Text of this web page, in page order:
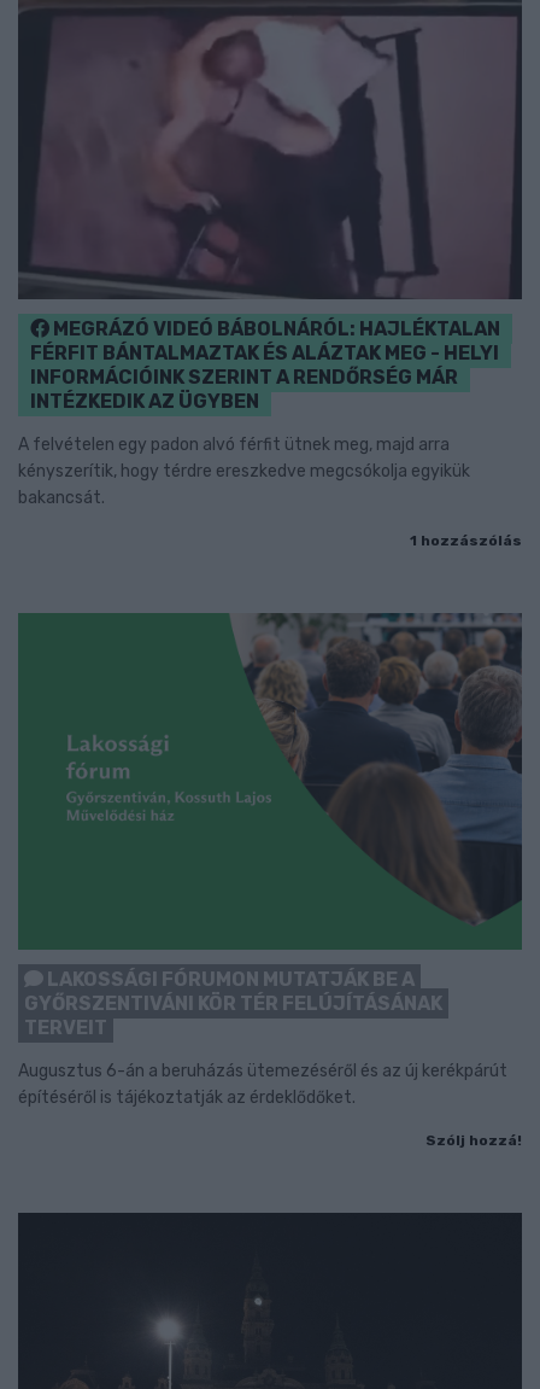
MEGRÁZÓ VIDEÓ BÁBOLNÁRÓL: HAJLÉKTALAN
FÉRFIT BÁNTALMAZTAK ÉS ALÁZTAK MEG - HELYI
INFORMÁCIÓINK SZERINT A RENDŐRSÉG MÁR
INTÉZKEDIK AZ ÜGYBEN
A felvételen egy padon alvó férfit ütnek meg, majd arra
kényszerítik, hogy térdre ereszkedve megcsókolja egyikük
bakancsát.
1 hozzászólás
LAKOSSÁGI FÓRUMON MUTATJÁK BE A
GYŐRSZENTIVÁNI KÖR TÉR FELÚJÍTÁSÁNAK
TERVEIT
Augusztus 6-án a beruházás ütemezéséről és az új kerékpárút
építéséről is tájékoztatják az érdeklődőket.
Szólj hozzá!